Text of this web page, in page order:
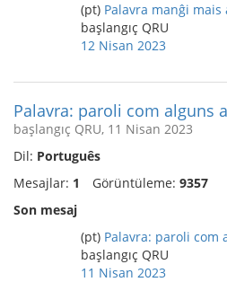
(pt) Palavra manĝi mais
başlangıç QRU
12 Nisan 2023
Palavra: paroli com alguns
başlangıç QRU, 11 Nisan 2023
Dil: Português
Mesajlar: 1 Görüntüleme: 9357
Son mesaj
(pt) Palavra: paroli com
başlangıç QRU
11 Nisan 2023